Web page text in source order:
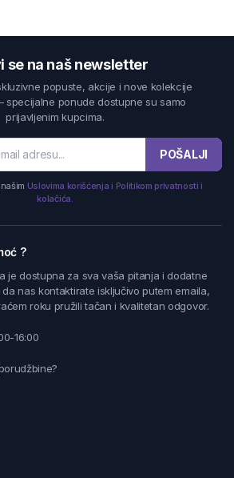
se na naš newsletter
popuste, akcije i nove kolekcije
specijalne ponude dostupne su samo
prijavljenim kupcima.
POŠALJI
Uslovima korišćenja i Politikom privatnosti i
kolačića.
?
je dostupna za sva vaša pitanja i dodatne
nas kontaktirate isključivo putem emaila,
roku pružili tačan i kvalitetan odgovor.
16:00